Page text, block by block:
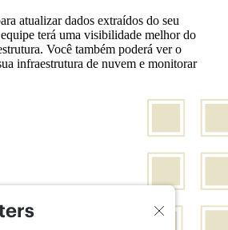
atualizar dados extraídos do seu
terá uma visibilidade melhor do
Você também poderá ver o
infraestrutura de nuvem e monitorar